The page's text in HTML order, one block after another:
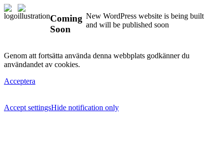
Coming
Soon
New WordPress website is being built
and will be published soon
Genom att fortsätta använda denna webbplats godkänner du
användandet av cookies.
Acceptera
Accept settingsHide notification only